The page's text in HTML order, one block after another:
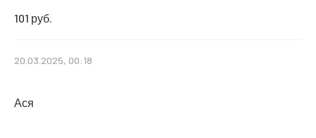
101 руб.
20.03.2025, 00:18
Ася